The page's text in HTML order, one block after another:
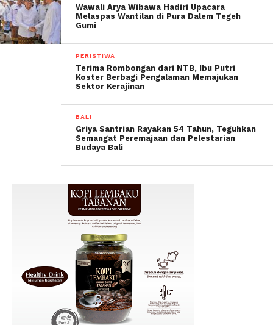
Wawali Arya Wibawa Hadiri Upacara
Melaspas Wantilan di Pura Dalem Tegeh
Gumi
PERISTIWA
Terima Rombongan dari NTB, Ibu Putri
Koster Berbagi Pengalaman Memajukan
Sektor Kerajinan
BALI
Griya Santrian Rayakan 54 Tahun, Teguhkan
Semangat Peremajaan dan Pelestarian
Budaya Bali